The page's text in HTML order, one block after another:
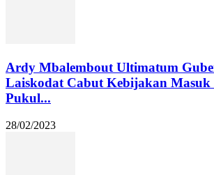
Ardy Mbalembout Ultimatum
Laiskodat Cabut Kebijakan Masuk
Pukul...
28/02/2023